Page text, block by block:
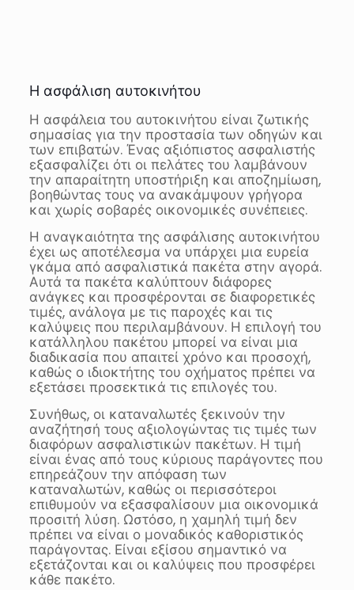
Η ασφάλιση αυτοκινήτου
Η ασφάλεια του αυτοκινήτου είναι ζωτικής
σημασίας για την προστασία των οδηγών και
των επιβατών. Ένας αξιόπιστος ασφαλιστής
εξασφαλίζει ότι οι πελάτες του λαμβάνουν
την απαραίτητη υποστήριξη και αποζημίωση,
βοηθώντας τους να ανακάμψουν γρήγορα
και χωρίς σοβαρές οικονομικές συνέπειες.
Η αναγκαιότητα της ασφάλισης αυτοκινήτου
έχει ως αποτέλεσμα να υπάρχει μια ευρεία
γκάμα από ασφαλιστικά πακέτα στην αγορά.
Αυτά τα πακέτα καλύπτουν διάφορες
ανάγκες και προσφέρονται σε διαφορετικές
τιμές, ανάλογα με τις παροχές και τις
καλύψεις που περιλαμβάνουν. Η επιλογή του
κατάλληλου πακέτου μπορεί να είναι μια
διαδικασία που απαιτεί χρόνο και προσοχή,
καθώς ο ιδιοκτήτης του οχήματος πρέπει να
εξετάσει προσεκτικά τις επιλογές του.
Συνήθως, οι καταναλωτές ξεκινούν την
αναζήτησή τους αξιολογώντας τις τιμές των
διαφόρων ασφαλιστικών πακέτων. Η τιμή
είναι ένας από τους κύριους παράγοντες που
επηρεάζουν την απόφαση των
καταναλωτών, καθώς οι περισσότεροι
επιθυμούν να εξασφαλίσουν μια οικονομικά
προσιτή λύση. Ωστόσο, η χαμηλή τιμή δεν
πρέπει να είναι ο μοναδικός καθοριστικός
παράγοντας. Είναι εξίσου σημαντικό να
εξετάζονται και οι καλύψεις που προσφέρει
κάθε πακέτο.